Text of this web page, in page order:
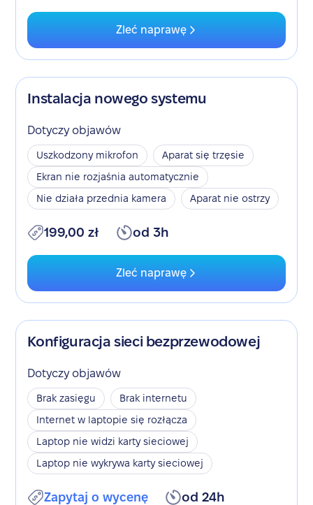
Zleć naprawę
Instalacja nowego systemu
Dotyczy objawów
Uszkodzony mikrofon
Aparat się trzęsie
Ekran nie rozjaśnia automatycznie
Nie działa przednia kamera
Aparat nie ostrzy
199,00 zł od 3h
Zleć naprawę
Konfiguracja sieci bezprzewodowej
Dotyczy objawów
Brak zasięgu
Brak internetu
Internet w laptopie się rozłącza
Laptop nie widzi karty sieciowej
Laptop nie wykrywa karty sieciowej
Zapytaj o wycenę od 24h